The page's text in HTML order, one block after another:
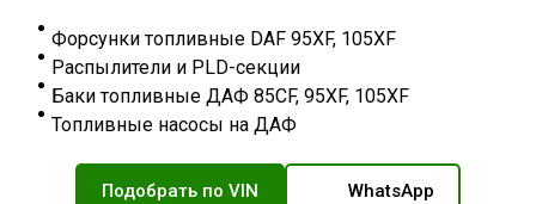
Форсунки топливные DAF 95XF, 105XF
Распылители и PLD-секции
Баки топливные ДАФ 85CF, 95XF, 105XF
Топливные насосы на ДАФ
Подобрать по VIN WhatsApp